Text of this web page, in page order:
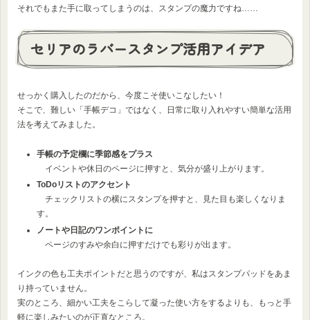
それでもまた手に取ってしまうのは、スタンプの魔力ですね……
セリアのラバースタンプ活用アイデア
せっかく購入したのだから、今度こそ使いこなしたい！
そこで、難しい「手帳デコ」ではなく、日常に取り入れやすい簡単な活用
法を考えてみました。
手帳の予定欄に季節感をプラス
イベントや休日のページに押すと、気分が盛り上がります。
ToDoリストのアクセント
チェックリストの横にスタンプを押すと、見た目も楽しくなりま
す。
ノートや日記のワンポイントに
ページのすみや余白に押すだけでも彩りが出ます。
インクの色も工夫ポイントだと思うのですが、私はスタンプパッドをあま
り持っていません。
実のところ、細かい工夫をこらして凝った使い方をするよりも、もっと手
軽に楽しみたいのが正直なところ。